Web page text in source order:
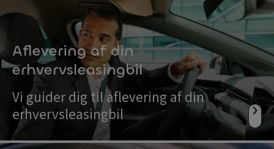
Aflevering af din
erhvervsleasingbil
Vi guider dig til aflevering af din
erhvervsleasingbil